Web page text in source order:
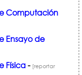
Computación
Ensayo de
Física- [reportar